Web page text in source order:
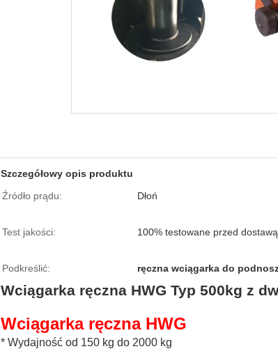
Szczegółowy opis produktu
Źródło prądu:
Dłoń
Test jakości: 100% testowane przed dostawą
Podkreślić: ręczna wciągarka do
Wciągarka ręczna HWG Typ 500kg z
Wciągarka ręczna HWG
* Wydajność od 150 kg do 2000 kg